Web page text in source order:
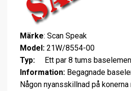
Märke: Scan Speak
Model: 21W/8554-00
Typ: Ett par 8 tums
Information: Begagnade
Någon nyansskillnad på